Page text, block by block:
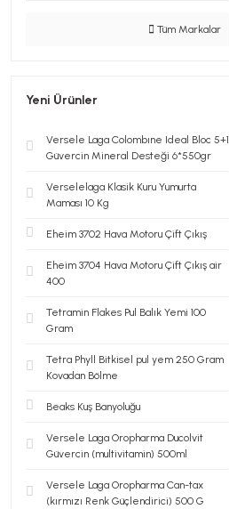
Tüm Markalar
Yeni Ürünler
Versele Laga Colombıne Ideal Bloc 5+1
Güvercin Mineral Desteği 6*550gr
Verselelaga Klasik Kuru Yumurta
Maması 10 Kg
Eheim 3702 Hava Motoru Çift Çıkış
Eheim 3704 Hava Motoru Çift Çıkış air
400
Tetramin Flakes Pul Balık Yemi 100
Gram
Tetra Phyll Bitkisel pul yem 250 Gram
Kovadan Bölme
Beaks Kuş Banyoluğu
Versele Laga Oropharma Ducolvit
Güvercin (multivitamin) 500ml
Versele Laga Oropharma Can-tax
(kırmızı Renk Güçlendirici) 500 G